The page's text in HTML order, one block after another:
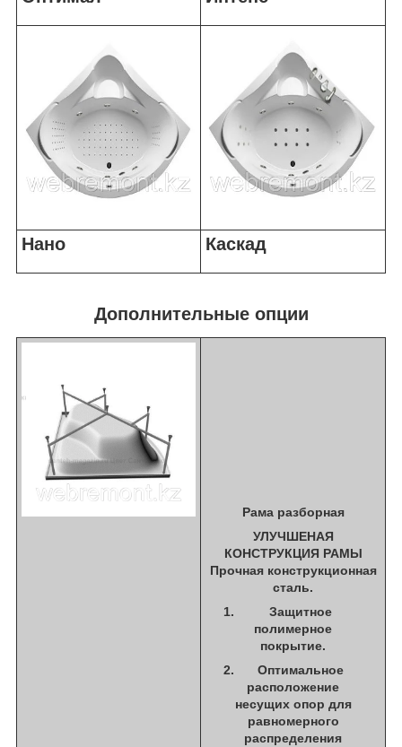
Нано Каскад
Дополнительные опции
Рама разборная
УЛУЧШЕНАЯ
КОНСТРУКЦИЯ РАМЫ
Прочная конструкционная
сталь.
Защитное
полимерное
покрытие.
Оптимальное
расположение
несущих опор для
равномерного
распределения